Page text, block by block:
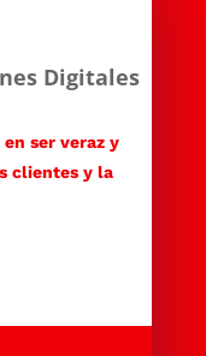
Digitales
ser veraz y
clientes y la